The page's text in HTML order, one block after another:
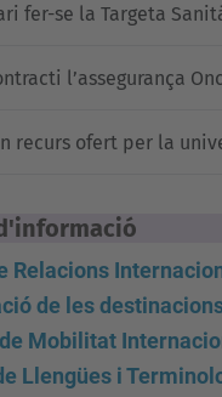
fer-se la Targeta
l’assegurança
recurs ofert per la
Relacions
de les
Mobilitat
Llengües i